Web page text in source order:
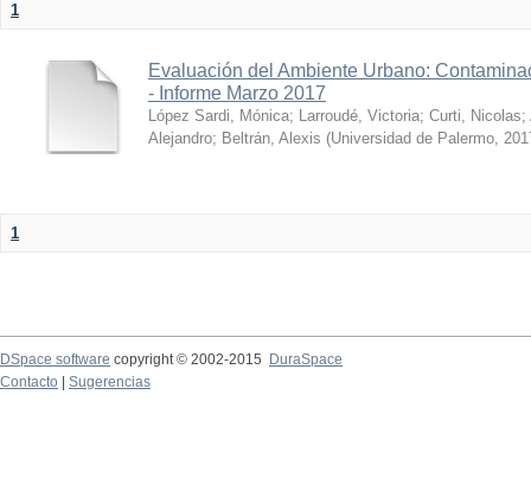
1
Evaluación del Ambiente Urbano:
- Informe Marzo 2017
López Sardi, Mónica; Larroudé, Victoria; Curti, Nicolas;
Alejandro; Beltrán, Alexis (Universidad de Palermo,
1
DSpace software copyright © 2002-2015
DuraSpace
Contacto
Sugerencias